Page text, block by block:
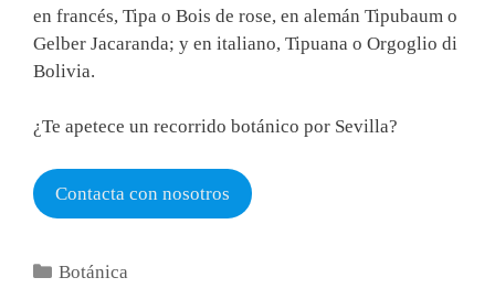
en francés, Tipa o Bois de rose, en alemán Tipubaum o
Gelber Jacaranda; y en italiano, Tipuana o Orgoglio di
Bolivia.
¿Te apetece un recorrido botánico por Sevilla?
Contacta con nosotros
Categorías
Botánica